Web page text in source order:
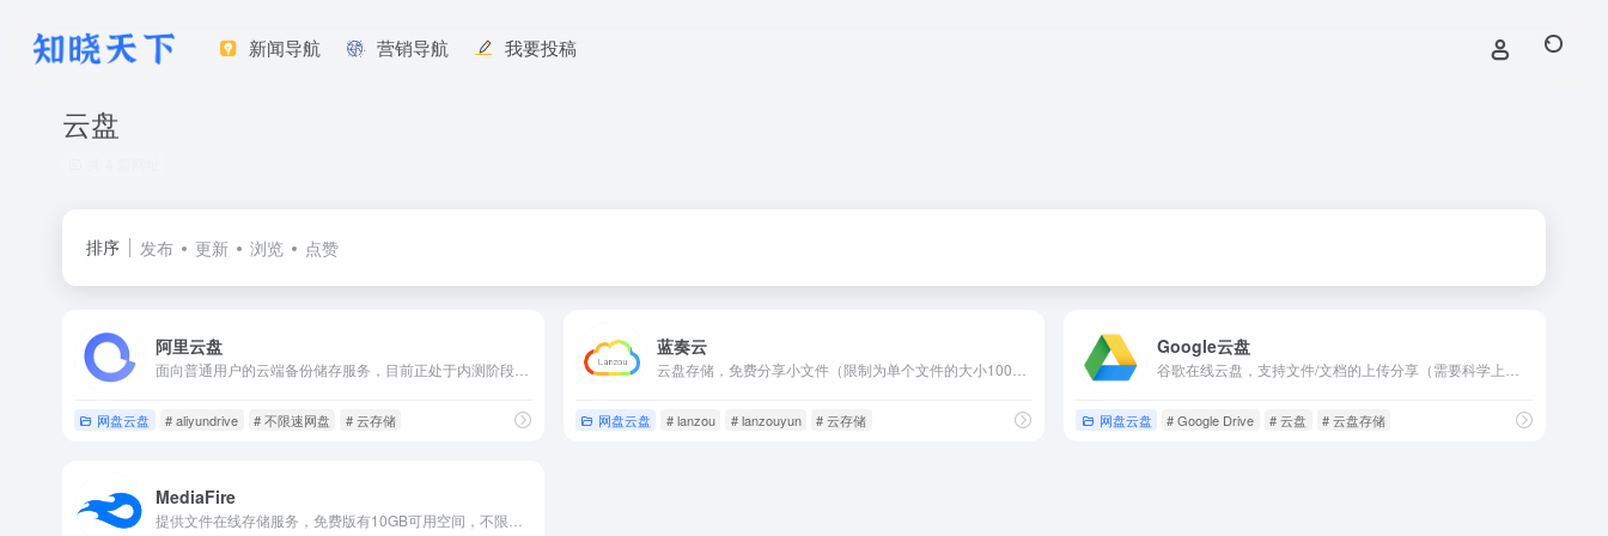
新闻导航 营销导航 我要投稿
云盘
排序 发布 更新 浏览 点赞
阿里云盘
网盘云盘 # aliyundrive # 不限速网盘 # 云存储
蓝奏云
网盘云盘 # lanzou # lanzouyun # 云存储
Google云盘
网盘云盘 # Google Drive # 云盘 # 云盘存储
MediaFire